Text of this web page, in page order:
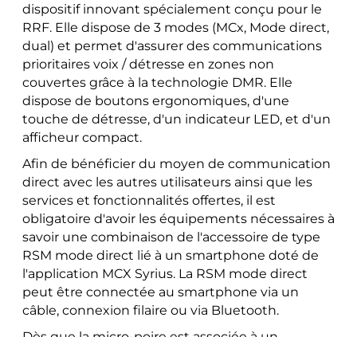
dispositif innovant spécialement conçu pour le
RRF. Elle dispose de 3 modes (MCx, Mode direct,
dual) et permet d'assurer des communications
prioritaires voix / détresse en zones non
couvertes grâce à la technologie DMR. Elle
dispose de boutons ergonomiques, d'une
touche de détresse, d'un indicateur LED, et d'un
afficheur compact.
Afin de bénéficier du moyen de communication
direct avec les autres utilisateurs ainsi que les
services et fonctionnalités offertes, il est
obligatoire d'avoir les équipements nécessaires à
savoir une combinaison de l'accessoire de type
RSM mode direct lié à un smartphone doté de
l'application MCX Syrius. La RSM mode direct
peut être connectée au smartphone via un
câble, connexion filaire ou via Bluetooth.